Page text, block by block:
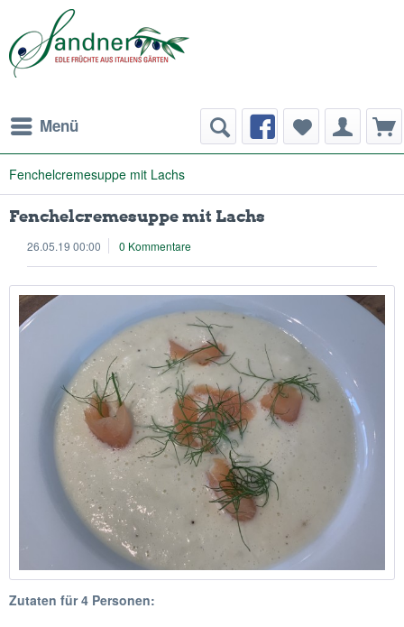
Menü
Fenchelcremesuppe mit Lachs
Fenchelcremesuppe mit Lachs
26.05.19 00:00 0 Kommentare
Zutaten für 4 Personen: